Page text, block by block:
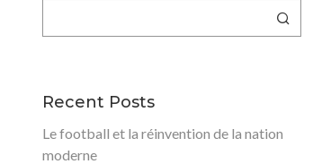
Recent Posts
Le football et la réinvention de la nation
moderne